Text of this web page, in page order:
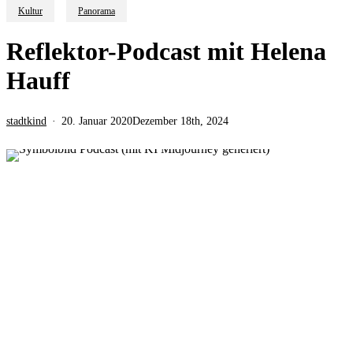
Kultur Panorama
Reflektor-Podcast mit Helena
Hauff
stadtkind 20. Januar 2020Dezember 18th, 2024